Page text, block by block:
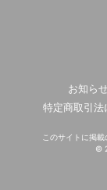
お知ら
特定商取引法
このサイトに掲
©